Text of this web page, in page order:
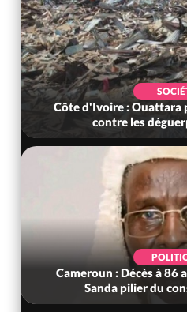
Côte d'Ivoire : Ouattara
contre les
Cameroun : Décès à 86
Sanda pilier du